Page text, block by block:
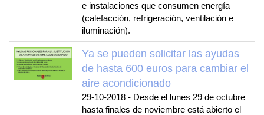
e instalaciones que consumen energía
(calefacción, refrigeración, ventilación e
iluminación).
Ya se pueden solicitar las ayudas
de hasta 600 euros para cambiar el
aire acondicionado
29-10-2018 - Desde el lunes 29 de octubre
hasta finales de noviembre está abierto el